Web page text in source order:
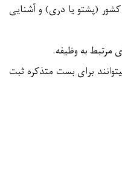
(پشتو یا دری) و آشنایی
برای بست متذکره ثبت